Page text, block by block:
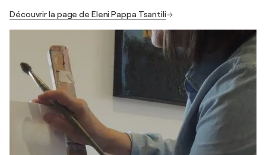
Découvrir la page de Eleni Pappa Tsantili